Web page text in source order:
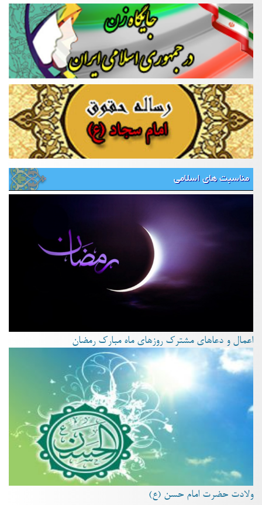
مناسبت های اسلامی
اعمال و دعاهای مشترک روزهای ماه مبارک رمضان
ولادت حضرت امام حسن (ع)